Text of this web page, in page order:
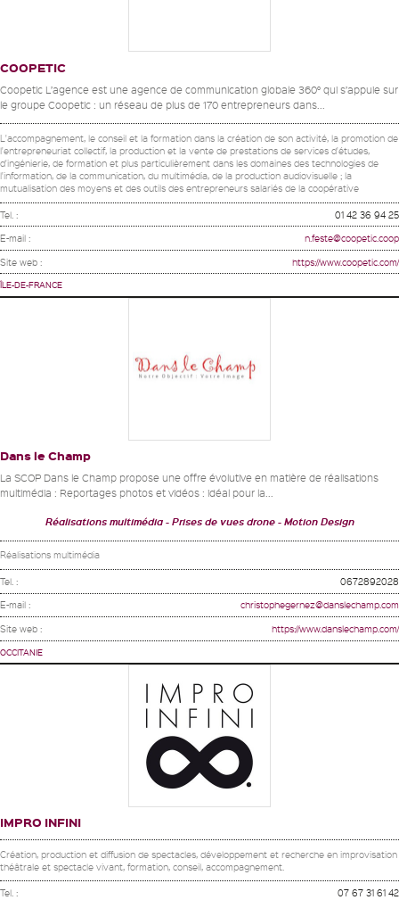
COOPETIC
Coopetic L’agence est une agence de communication globale 360° qui s’appuie sur
le groupe Coopetic : un réseau de plus de 170 entrepreneurs dans...
L'accompagnement, le conseil et la formation dans la création de son activité, la promotion de
l'entrepreneuriat collectif, la production et la vente de prestations de services d'études,
d'ingénierie, de formation et plus particulièrement dans les domaines des technologies de
l'information, de la communication, du multimédia, de la production audiovisuelle ; la
mutualisation des moyens et des outils des entrepreneurs salariés de la coopérative
Tel. : 01 42 36 94 25
E-mail : n.feste@coopetic.coop
Site web : https://www.coopetic.com/
ÎLE-DE-FRANCE
Dans le Champ
La SCOP Dans le Champ propose une offre évolutive en matière de réalisations
multimédia : Reportages photos et vidéos : idéal pour la...
Réalisations multimédia Prises de vues drone Motion Design
Réalisations multimédia
Tel. : 0672892028
E-mail : christophegernez@danslechamp.com
Site web : https://www.danslechamp.com/
OCCITANIE
IMPRO INFINI
Création, production et diffusion de spectacles, développement et recherche en improvisation
théâtrale et spectacle vivant, formation, conseil, accompagnement.
Tel. : 07 67 31 61 42